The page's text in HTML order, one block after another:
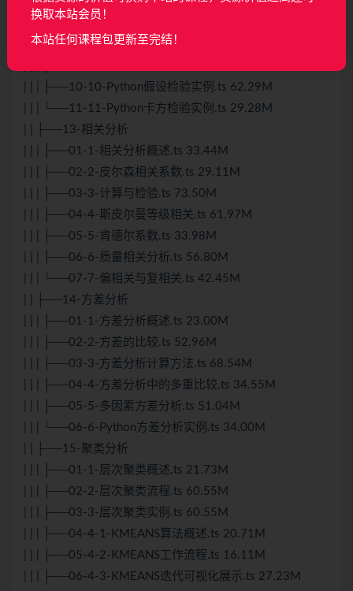
| | | ├──07-7-T检验应用条件.ts 32.64M
| | | ├──08-8-卡方检验.ts 60.31M
| | | ├──10-10-Python假设检验实例.ts 62.29M
| | | └──11-11-Python卡方检验实例.ts 29.28M
| | ├──13-相关分析
| | | ├──01-1-相关分析概述.ts 33.44M
| | | ├──02-2-皮尔森相关系数.ts 29.11M
| | | ├──03-3-计算与检验.ts 73.50M
| | | ├──04-4-斯皮尔曼等级相关.ts 61.97M
| | | ├──05-5-肯德尔系数.ts 33.98M
| | | ├──06-6-质量相关分析.ts 56.80M
| | | └──07-7-偏相关与复相关.ts 42.45M
| | ├──14-方差分析
| | | ├──01-1-方差分析概述.ts 23.00M
| | | ├──02-2-方差的比较.ts 52.96M
| | | ├──03-3-方差分析计算方法.ts 68.54M
| | | ├──04-4-方差分析中的多重比较.ts 34.55M
| | | ├──05-5-多因素方差分析.ts 51.04M
| | | └──06-6-Python方差分析实例.ts 34.00M
| | ├──15-聚类分析
| | | ├──01-1-层次聚类概述.ts 21.73M
| | | ├──02-2-层次聚类流程.ts 60.55M
| | | ├──03-3-层次聚类实例.ts 60.55M
| | | ├──04-4-1-KMEANS算法概述.ts 20.71M
| | | ├──05-4-2-KMEANS工作流程.ts 16.11M
| | | ├──06-4-3-KMEANS迭代可视化展示.ts 27.23M
换取本站会员！
本站任何课程包更新至完结！